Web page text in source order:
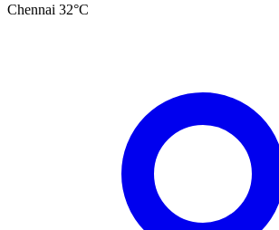
Chennai 32°C